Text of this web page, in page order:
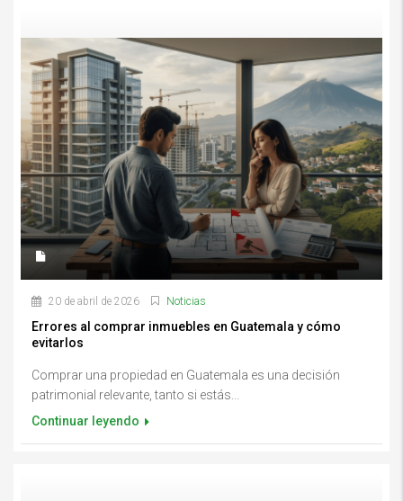
20 de abril de 2026 Noticias
Errores al comprar inmuebles en Guatemala y cómo
evitarlos
Comprar una propiedad en Guatemala es una decisión
patrimonial relevante, tanto si estás...
Continuar leyendo